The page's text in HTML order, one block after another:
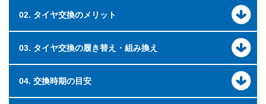
02. タイヤ交換のメリット
03. タイヤ交換の履き替え・組み換え
04. 交換時期の目安